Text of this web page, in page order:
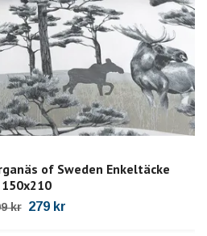
of Sweden Enkeltäcke
150x210
kr 279 kr